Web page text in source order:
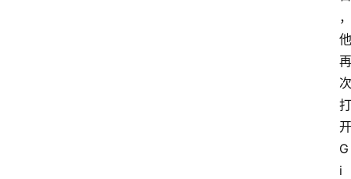
，
他
再
次
打
开
G
i